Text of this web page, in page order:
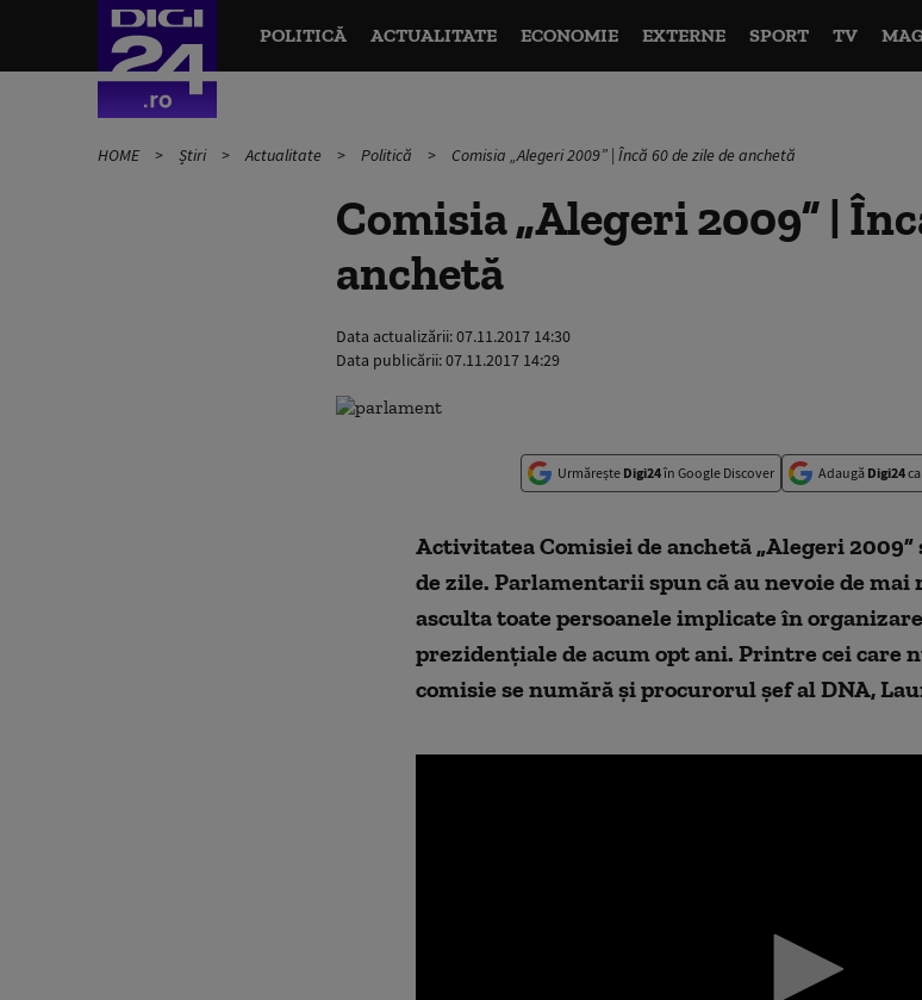
POLITICĂ ACTUALITATE ECONOMIE EXTERNE SPORT TV
HOME Știri Actualitate Politică Comisia „Alegeri 2009” | Încă 60 de zile de anchetă
Comisia „Alegeri 2009” |
anchetă
Data actualizării:07.11.2017 14:30
Data publicării:07.11.2017 14:29
Urmărește Digi24în Google Discover Adaugă Digi24
Activitatea Comisiei de anchetă „Alegeri 2009”
de zile. Parlamentarii spun că au nevoie de
asculta toate persoanele implicate în
prezidenţiale de acum opt ani. Printre cei care
comisie se numără şi procurorul şef al DNA,